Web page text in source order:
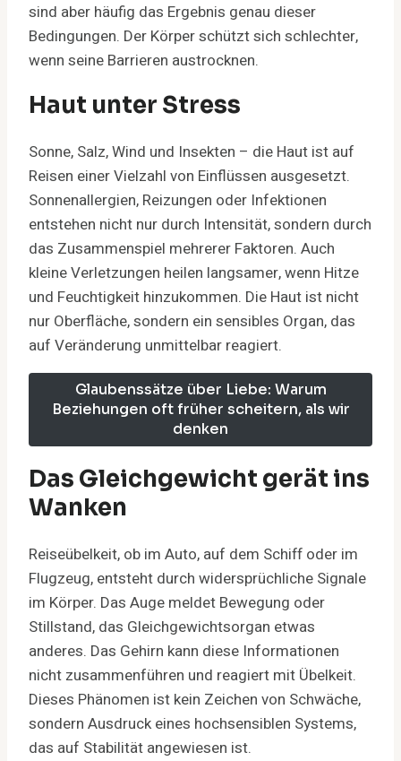
sind aber häufig das Ergebnis genau dieser
Bedingungen. Der Körper schützt sich schlechter,
wenn seine Barrieren austrocknen.
Haut unter Stress
Sonne, Salz, Wind und Insekten – die Haut ist auf
Reisen einer Vielzahl von Einflüssen ausgesetzt.
Sonnenallergien, Reizungen oder Infektionen
entstehen nicht nur durch Intensität, sondern durch
das Zusammenspiel mehrerer Faktoren. Auch
kleine Verletzungen heilen langsamer, wenn Hitze
und Feuchtigkeit hinzukommen. Die Haut ist nicht
nur Oberfläche, sondern ein sensibles Organ, das
auf Veränderung unmittelbar reagiert.
Glaubenssätze über Liebe: Warum
Beziehungen oft früher scheitern, als wir
denken
Das Gleichgewicht gerät ins
Wanken
Reiseübelkeit, ob im Auto, auf dem Schiff oder im
Flugzeug, entsteht durch widersprüchliche Signale
im Körper. Das Auge meldet Bewegung oder
Stillstand, das Gleichgewichtsorgan etwas
anderes. Das Gehirn kann diese Informationen
nicht zusammenführen und reagiert mit Übelkeit.
Dieses Phänomen ist kein Zeichen von Schwäche,
sondern Ausdruck eines hochsensiblen Systems,
das auf Stabilität angewiesen ist.